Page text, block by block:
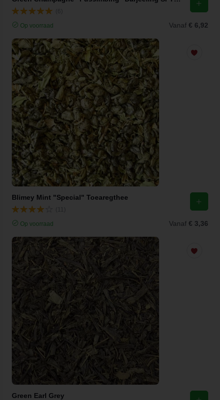
Op voorraad Vanaf € 6,92
Blimey Mint "Special" Toearegthee
Op voorraad Vanaf € 3,36
Green Earl Grey